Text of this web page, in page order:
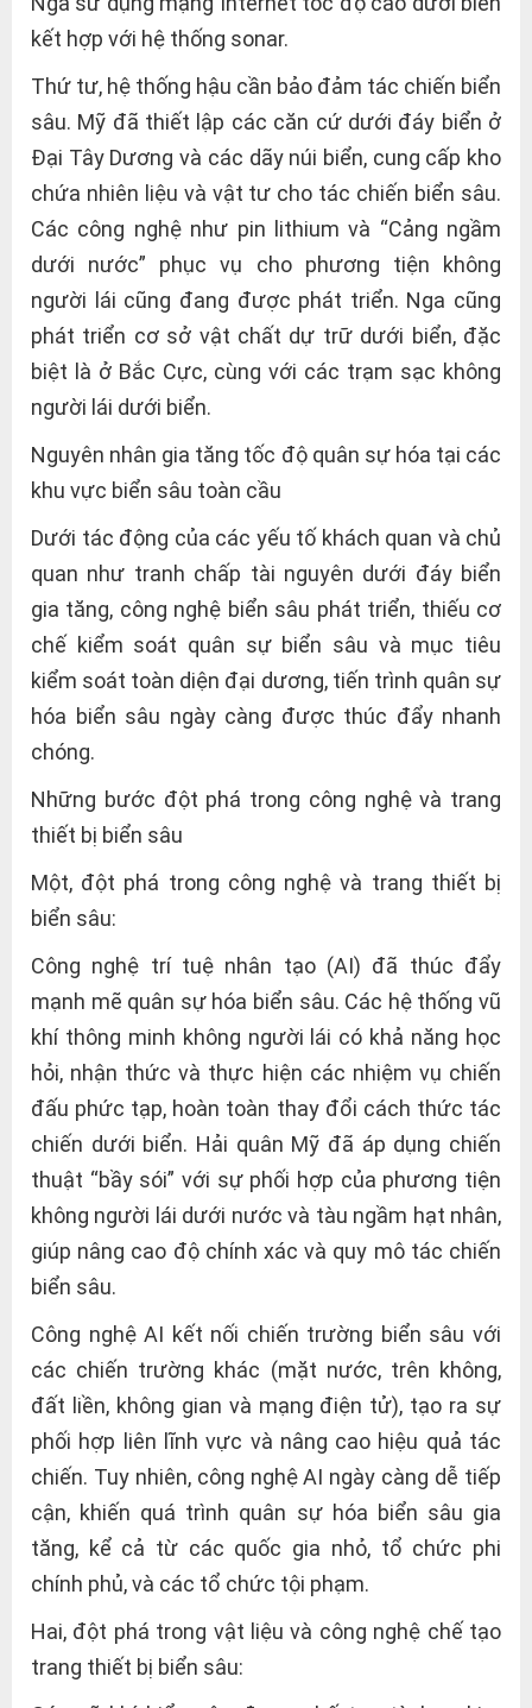
kết hợp với hệ thống sonar.
Thứ tư, hệ thống hậu cần bảo đảm tác chiến biển
sâu. Mỹ đã thiết lập các căn cứ dưới đáy biển ở
Đại Tây Dương và các dãy núi biển, cung cấp kho
chứa nhiên liệu và vật tư cho tác chiến biển sâu.
Các công nghệ như pin lithium và “Cảng ngầm
dưới nước” phục vụ cho phương tiện không
người lái cũng đang được phát triển. Nga cũng
phát triển cơ sở vật chất dự trữ dưới biển, đặc
biệt là ở Bắc Cực, cùng với các trạm sạc không
người lái dưới biển.
Nguyên nhân gia tăng tốc độ quân sự hóa tại các
khu vực biển sâu toàn cầu
Dưới tác động của các yếu tố khách quan và chủ
quan như tranh chấp tài nguyên dưới đáy biển
gia tăng, công nghệ biển sâu phát triển, thiếu cơ
chế kiểm soát quân sự biển sâu và mục tiêu
kiểm soát toàn diện đại dương, tiến trình quân sự
hóa biển sâu ngày càng được thúc đẩy nhanh
chóng.
Những bước đột phá trong công nghệ và trang
thiết bị biển sâu
Một, đột phá trong công nghệ và trang thiết bị
biển sâu:
Công nghệ trí tuệ nhân tạo (AI) đã thúc đẩy
mạnh mẽ quân sự hóa biển sâu. Các hệ thống vũ
khí thông minh không người lái có khả năng học
hỏi, nhận thức và thực hiện các nhiệm vụ chiến
đấu phức tạp, hoàn toàn thay đổi cách thức tác
chiến dưới biển. Hải quân Mỹ đã áp dụng chiến
thuật “bầy sói” với sự phối hợp của phương tiện
không người lái dưới nước và tàu ngầm hạt nhân,
giúp nâng cao độ chính xác và quy mô tác chiến
biển sâu.
Công nghệ AI kết nối chiến trường biển sâu với
các chiến trường khác (mặt nước, trên không,
đất liền, không gian và mạng điện tử), tạo ra sự
phối hợp liên lĩnh vực và nâng cao hiệu quả tác
chiến. Tuy nhiên, công nghệ AI ngày càng dễ tiếp
cận, khiến quá trình quân sự hóa biển sâu gia
tăng, kể cả từ các quốc gia nhỏ, tổ chức phi
chính phủ, và các tổ chức tội phạm.
Hai, đột phá trong vật liệu và công nghệ chế tạo
trang thiết bị biển sâu: